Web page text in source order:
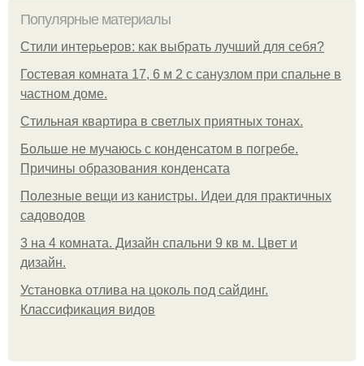
Популярные материалы
Стили интерьеров: как выбрать лучший для себя?
Гостевая комната 17, 6 м 2 с санузлом при спальне в
частном доме.
Стильная квартира в светлых приятных тонах.
Больше не мучаюсь с конденсатом в погребе.
Причины образования конденсата
Полезные вещи из канистры. Идеи для практичных
садоводов
3 на 4 комната. Дизайн спальни 9 кв м. Цвет и
дизайн.
Установка отлива на цоколь под сайдинг.
Классификация видов